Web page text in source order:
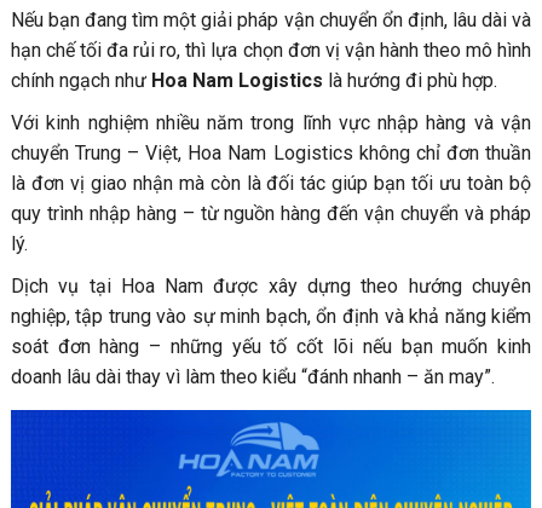
Nếu bạn đang tìm một giải pháp vận chuyển ổn định, lâu dài và
hạn chế tối đa rủi ro, thì lựa chọn đơn vị vận hành theo mô hình
chính ngạch như Hoa Nam Logistics là hướng đi phù hợp.
Với kinh nghiệm nhiều năm trong lĩnh vực nhập hàng và vận
chuyển Trung – Việt, Hoa Nam Logistics không chỉ đơn thuần
là đơn vị giao nhận mà còn là đối tác giúp bạn tối ưu toàn bộ
quy trình nhập hàng – từ nguồn hàng đến vận chuyển và pháp
lý.
Dịch vụ tại Hoa Nam được xây dựng theo hướng chuyên
nghiệp, tập trung vào sự minh bạch, ổn định và khả năng kiểm
soát đơn hàng – những yếu tố cốt lõi nếu bạn muốn kinh
doanh lâu dài thay vì làm theo kiểu “đánh nhanh – ăn may”.